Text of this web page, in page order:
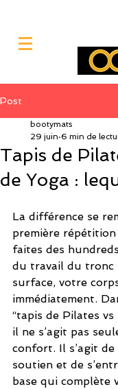
Post
Tapis de
de Yoga :
bootymats
29 juin 6 min de
La différence se
première
faites des
du travail du tronc
surface, votre
immédiatement.
“tapis de Pilates vs
il ne s’agit pas
confort. Il s’agit
soutien et de
base qui complète